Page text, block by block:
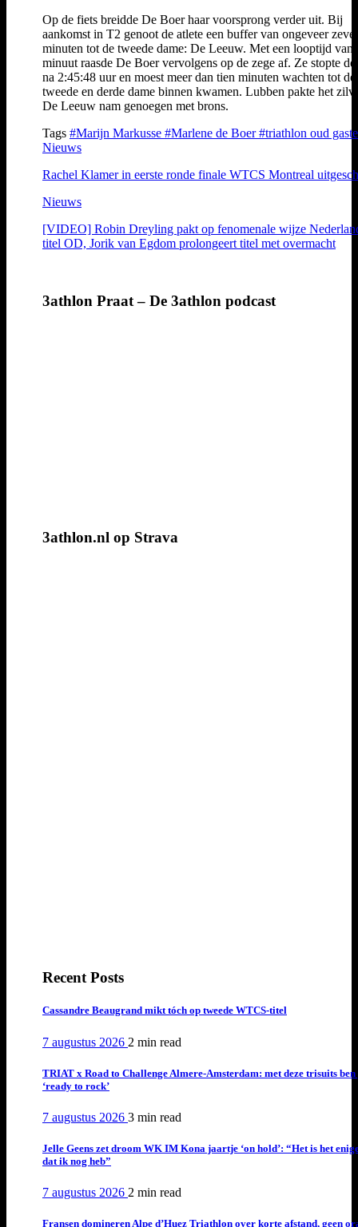
Op de fiets breidde De Boer haar voorsprong verder uit. Bij
aankomst in T2 genoot de atlete een buffer van ongeveer
minuten tot de tweede dame: De Leeuw. Met een looptijd van
minuut raasde De Boer vervolgens op de zege af. Ze stopte
na 2:45:48 uur en moest meer dan tien minuten wachten tot de
tweede en derde dame binnen kwamen. Lubben pakte het
De Leeuw nam genoegen met brons.
Tags #Marijn Markusse #Marlene de Boer#triathlon oud
Nieuws
Rachel Klamer in eerste ronde finale WTCS Montreal
Nieuws
[VIDEO] Robin Dreyling pakt op fenomenale wijze
titel OD, Jorik van Egdom prolongeert titel met overmacht
3athlon Praat – De 3athlon podcast
3athlon.nl op Strava
Recent Posts
Cassandre Beaugrand mikt tóch op tweede WTCS-titel
7 augustus 2026 2 min read
TRIAT x Road to Challenge Almere-Amsterdam: met deze trisuits ben
‘ready to rock’
7 augustus 2026 3 min read
Jelle Geens zet droom WK IM Kona jaartje ‘on hold’: “Het is het
dat ik nog heb”
7 augustus 2026 2 min read
Fransen domineren Alpe d’Huez Triathlon over korte afstand, geen